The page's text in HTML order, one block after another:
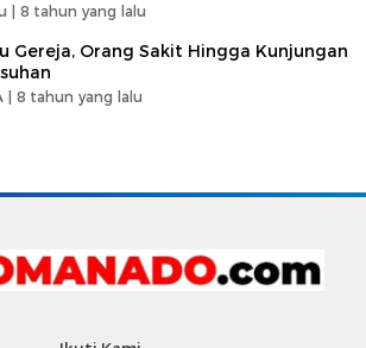
| 8 tahun yang lalu
Gereja, Orang Sakit Hingga Kunjungan
| 8 tahun yang lalu